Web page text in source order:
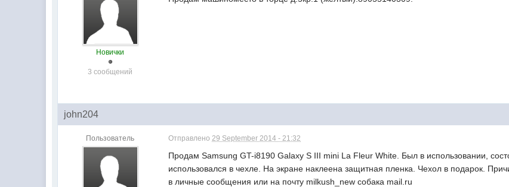
Новички
3 сообщений
john204
Пользователь Отправлено29 September 2014 - 21:32
Продам Samsung GT-i8190 Galaxy S III mini La Fleur White. Был в использовании,
использовался в чехле. На экране наклеена защитная пленка. Чехол в подарок.
в личные сообщения или на почту milkush_new собака mail.ru